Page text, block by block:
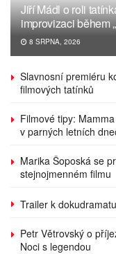
Jiří Mádl o roli
improvizaci během
8 SRPNA, 2026
Slavnosní premiéru
filmových tatínků
Filmové tipy:
v parných letních
Marika Šoposká se
stejnojmenném filmu
Trailer k
Petr Větrovský o
Noci s legendou